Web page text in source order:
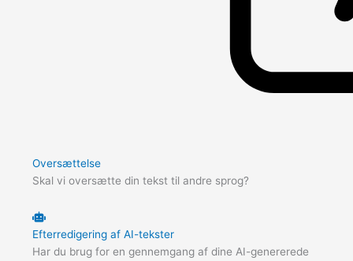
Oversættelse
Skal vi oversætte din tekst til andre sprog?
Efterredigering af AI-tekster
Har du brug for en gennemgang af dine AI-genererede